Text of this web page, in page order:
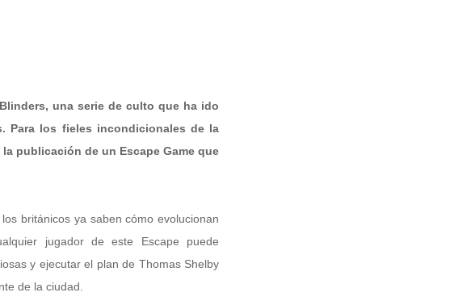
una serie de culto que ha ido
Para los fieles incondicionales de la
publicación de un Escape Game que
británicos ya saben cómo evolucionan
jugador de este Escape puede
y ejecutar el plan de Thomas Shelby
de la ciudad.